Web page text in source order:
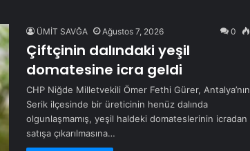
ÜMİT SAVĞA Ağustos 7, 2026 0
Çiftçinin dalındaki yeşil
domatesine icra geldi
CHP Niğde Milletvekili Ömer Fethi Gürer, Antalya’nın
Serik ilçesinde bir üreticinin henüz dalında
olgunlaşmamış, yeşil haldeki domateslerinin icradan
satışa çıkarılmasına…